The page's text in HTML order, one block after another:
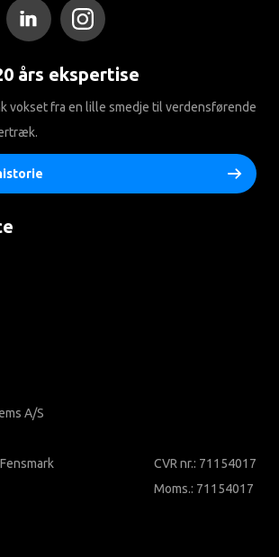
års ekspertise
vokset fra en lille smedje til verdensførende
A/S
CVR nr.: 71154017
Moms.: 71154017